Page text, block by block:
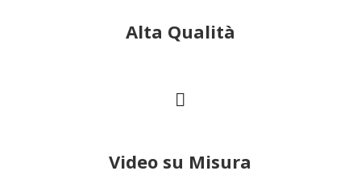
Alta Qualità
Video su Misura